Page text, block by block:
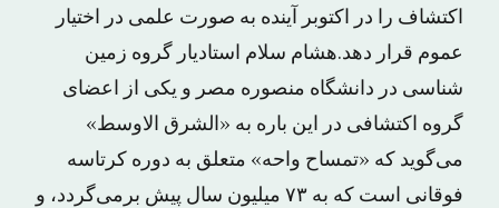
اکتشاف را در اکتوبر آینده به صورت علمی در اختیار
عموم قرار دهد.هشام سلام استادیار گروه زمین
شناسی در دانشگاه منصوره مصر و یکی از اعضای
گروه اکتشافی در این باره به «الشرق الاوسط»
می‌گوید که «تمساح واحه» متعلق به دوره کرتاسه
فوقانی است که به ۷۳ میلیون سال پیش برمی‌گردد، و